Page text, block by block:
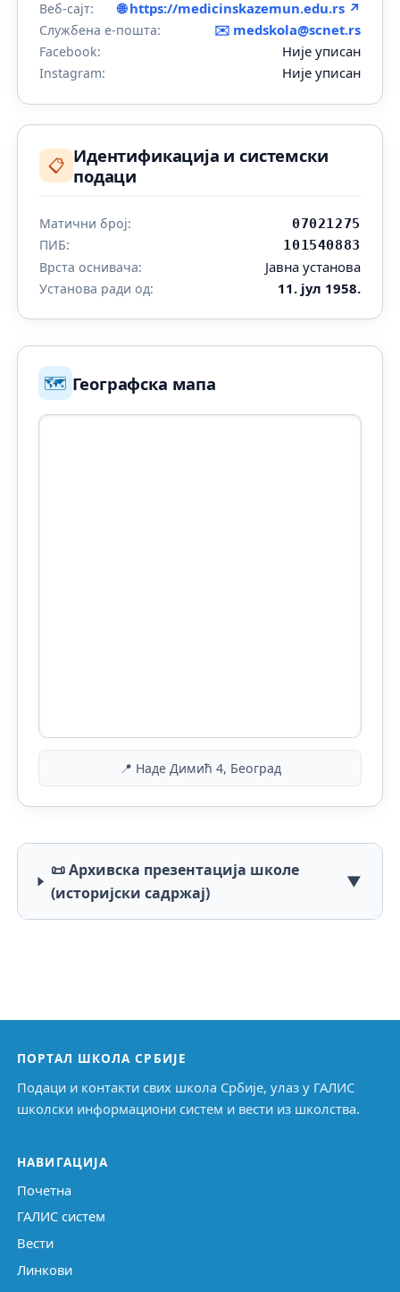
Веб-сајт: 🌐 https://medicinskazemun.edu.rs ↗
Службена е-пошта: ✉️ medskola@scnet.rs
Facebook: Није уписан
Instagram: Није уписан
📋 Идентификација и системски
подаци
Матични број: 07021275
ПИБ: 101540883
Врста оснивача: Јавна установа
Установа ради од: 11. јул 1958.
🗺️ Географска мапа
📍 Наде Димић 4, Београд
📜 Архивска презентација школе
(историјски садржај)
▼
ПОРТАЛ ШКОЛА СРБИЈЕ
Подаци и контакти свих школа Србије, улаз у ГАЛИС
школски информациони систем и вести из школства.
НАВИГАЦИЈА
Почетна
ГАЛИС систем
Вести
Линкови